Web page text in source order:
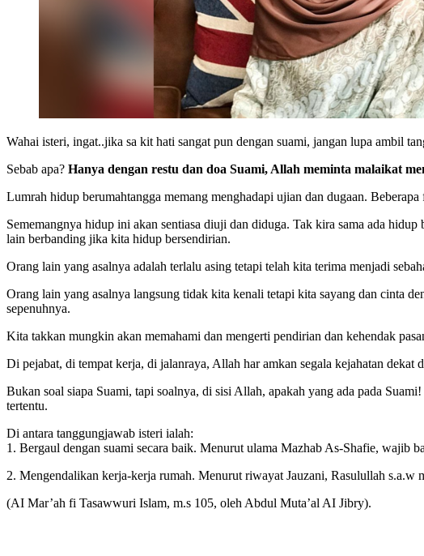
Wahai isteri, ingat..jika sa kit hati sangat pun dengan suami, jangan lupa ambil
Sebab apa? Hanya dengan restu dan doa Suami, Allah meminta malaikat
Lumrah hidup berumahtangga memang menghadapi ujian dan dugaan.
Sememangnya hidup ini akan sentiasa diuji dan diduga. Tak kira sama ada
lain berbanding jika kita hidup bersendirian.
Orang lain yang asalnya adalah terlalu asing tetapi telah kita terima menjadi
Orang lain yang asalnya langsung tidak kita kenali tetapi kita sayang dan cinta
sepenuhnya.
Kita takkan mungkin akan memahami dan mengerti pendirian dan kehendak
Di pejabat, di tempat kerja, di jalanraya, Allah har amkan segala kejahatan dekat
Bukan soal siapa Suami, tapi soalnya, di sisi Allah, apakah yang ada pada
tertentu.
Di antara tanggungjawab isteri ialah:
1. Bergaul dengan suami secara baik. Menurut ulama Mazhab As-Shafie, wajib
2. Mengendalikan kerja-kerja rumah. Menurut riwayat Jauzani, Rasulullah
(AI Mar’ah fi Tasawwuri Islam, m.s 105, oleh Abdul Muta’al AI Jibry).